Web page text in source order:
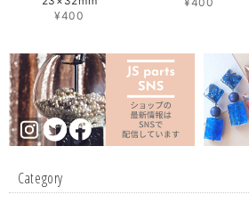
¥400
Category